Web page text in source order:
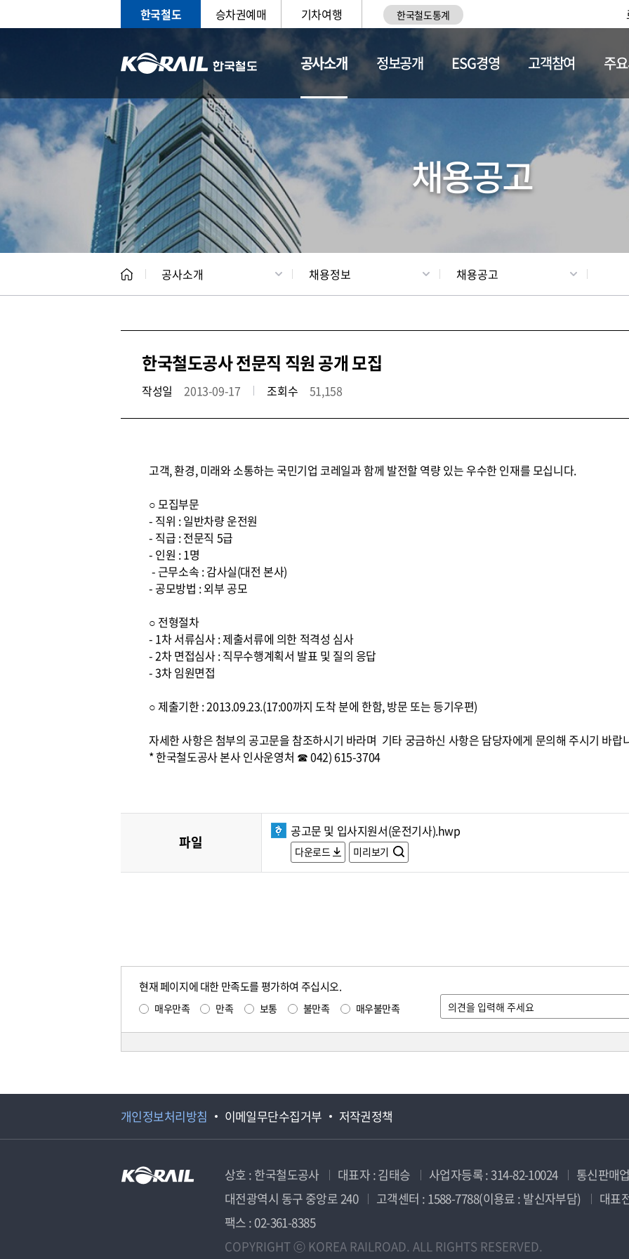
한국철도 승차권예매 기차여행 한국철도통계
공사소개
CEO 일반현황 채용정보
정보공개 ESG경영 고객참여 주
채용공고
공사소개 채용정보 채용공고
한국철도공사 전문직 직원 공개 모집
작성일 2013-09-17 조회수 51,158
고객, 환경, 미래와 소통하는 국민기업 코레일과 함께 발전할 역량 있는 우수한 인재를 모십니다.
○ 모집부문
- 직위 : 일반차량 운전원
- 직급 : 전문직 5급
- 인원 : 1명
- 근무소속 : 감사실(대전 본사)
- 공모방법 : 외부 공모
○ 전형절차
- 1차 서류심사 : 제출서류에 의한 적격성 심사
- 2차 면접심사 : 직무수행계획서 발표 및 질의 응답
- 3차 임원면접
○ 제출기한 : 2013.09.23.(17:00까지 도착 분에 한함, 방문 또는 등기우편)
자세한 사항은 첨부의 공고문을 참조하시기 바라며 기타 궁금하신 사항은 담당자에게 문의해 주시기 바랍
* 한국철도공사 본사 인사운영처 ☎ 042) 615-3704
파일
공고문 및 입사지원서(운전기사).hwp
다운로드 미리보기
현재 페이지에 대한 만족도를 평가하여 주십시오.
매우만족 만족 보통 불만족 매우불만족
개인정보처리방침 이메일무단수집거부 저작권정책
상호 : 한국철도공사 대표자 : 김태승 사업자등록 : 314-82-10024
통신판매
대전광역시 동구 중앙로 240
고객센터 : 1588-7788(이용료 : 발신자부담)
대표
팩스 : 02-361-8385
COPYRIGHT ⓒ KOREA RAILROAD. ALL RIGHTS RESERVED.